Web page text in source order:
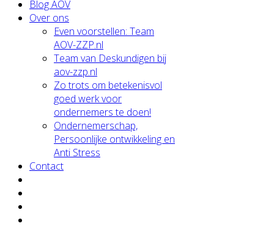
Blog AOV
Over ons
Even voorstellen: Team
AOV-ZZP.nl
Team van Deskundigen bij
aov-zzp.nl
Zo trots om betekenisvol
goed werk voor
ondernemers te doen!
Ondernemerschap,
Persoonlijke ontwikkeling en
Anti Stress
Contact